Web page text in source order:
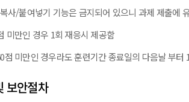
사/붙여넣기 기능은 금지되어 있으니 과제 제출에
미만인 경우 1회 재응시 제공함
점 미만인 경우라도 훈련기간 종료일의 다음날 부
보안절차